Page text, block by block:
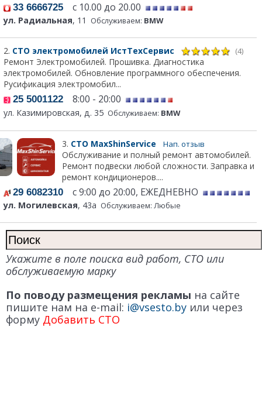
33 6666725 с 10.00 до 20.00
ул. Радиальная, 11 Обслуживаем: BMW
2. СТО электромобилей ИстТехСервис (4)
Ремонт Электромобилей. Прошивка. Диагностика
электромобилей. Обновление программного обеспечения.
Русификация электромобил...
25 5001122 8:00 - 20:00
ул. Казимировская, д. 35 Обслуживаем: BMW
3. СТО MaxShinService Нап. отзыв
Обслуживание и полный ремонт автомобилей.
Ремонт подвески любой сложности. Заправка и
ремонт кондиционеров....
29 6082310 с 9:00 до 20:00, ЕЖЕДНЕВНО
ул. Могилевская, 43а Обслуживаем: Любые
Укажите в поле поиска вид работ, СТО или
обслуживаемую марку
По поводу размещения рекламы на сайте
пишите нам на e-mail: i@vsesto.by или через
форму Добавить СТО